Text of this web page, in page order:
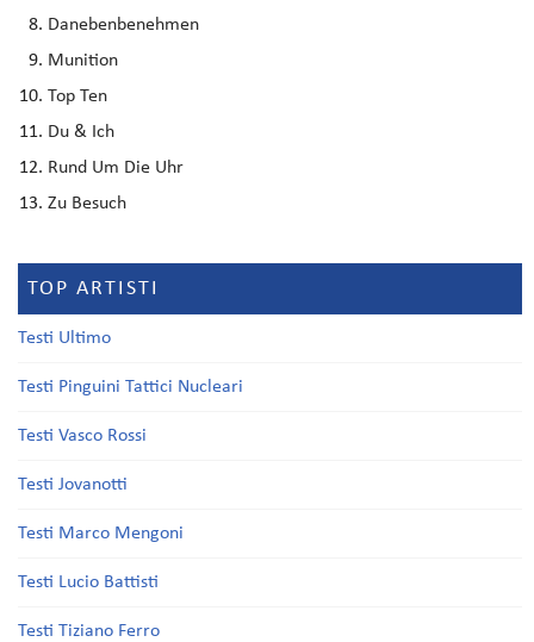
Danebenbenehmen
Munition
Top Ten
Du & Ich
Rund Um Die Uhr
Zu Besuch
TOP ARTISTI
Testi Ultimo
Testi Pinguini Tattici Nucleari
Testi Vasco Rossi
Testi Jovanotti
Testi Marco Mengoni
Testi Lucio Battisti
Testi Tiziano Ferro